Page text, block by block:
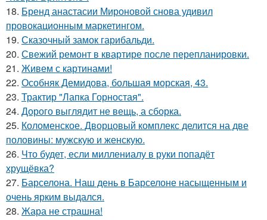
18. Бренд анастасии Мироновой снова удивил
провокационным маркетингом.
19. Сказочный замок гарибальди.
20. Свежий ремонт в квартире после перепланировки.
21. Живем с картинами!
22. Особняк Демидова, большая морская, 43.
23. Трактир "Лапка Горностая".
24. Дорого выглядит не вещь, а сборка.
25. Коломенское. Дворцовый комплекс делится на две
половины: мужскую и женскую.
26. Что будет, если миллениалу в руки попадёт
хрущёвка?
27. Барселона. Наш день в Барселоне насыщенным и
очень ярким выдался.
28. Жара не страшна!